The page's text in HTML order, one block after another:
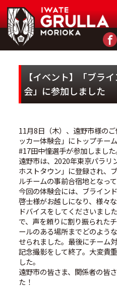
【イベント】「ブラ
会」に参加しました
11月8日（木）、遠野市様の
ッカー体験会」にトップチー
#17田中憧選手が参加しました
遠野市は、2020年東京パラリ
ホストタウン」に登録され、
ルチームの事前合宿地となって
今回の体験会には、ブライン
啓士様がお越しになり、様々
ドバイスをしてくださいまし
で、声を頼りに割り振られた
ールのある場所までどのよう
せられました。最後にチーム
記念撮影をして終了。大変貴
した。
遠野市の皆さま、関係者の皆
た！